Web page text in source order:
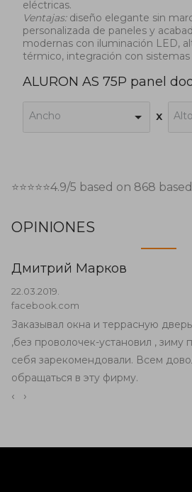
eléctricas.
Ventajas: diseño elegante sin
personalizada de paneles y
modernas con iluminación LED,
térmico, integración con sistemas
ALURON AS 75P panel
Ancho x Alto
⭐⭐⭐⭐⭐4.9/5 based on 868
OPINIONES
Дмитрий Марков
22.03.2019.
facebook.com
Заказывал окна и террасную
,без проволочек-установил , зиму
себя зарекомендовали. Всем
обращаться в эту фирму.
‹ ›